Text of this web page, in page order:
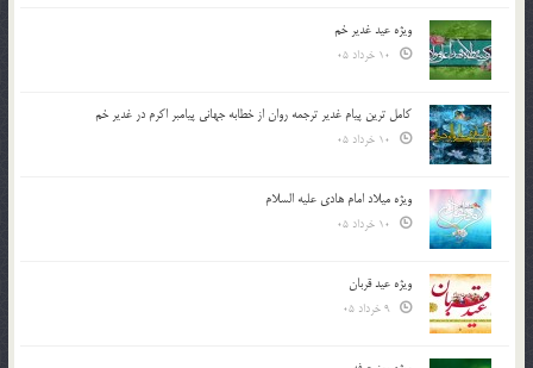
ویژه عید غدیر خم
کامل ترین پیام غدیر ترجمه روان از خطابه جهانی پیامبر اکرم در غدیر خم
ویژه میلاد امام هادی علیه السلام
ویژه عید قربان